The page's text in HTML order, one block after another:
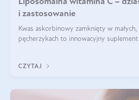
i zastosowanie
Kwas askorbinowy zamknięty w
pęcherzykach to innowacyjny
CZYTAJ